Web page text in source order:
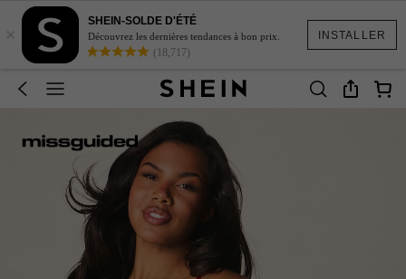
INSTALLER
×
SHEIN-SOLDE D'ÉTÉ
Découvrez les dernières tendances à bon prix.
(18,717)